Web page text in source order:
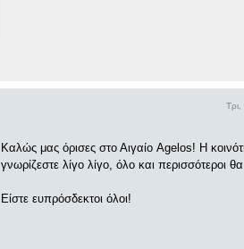
Καλώς μας όρισες στο Αιγαίο Agelos! Η
γνωρίζεστε λίγο λίγο, όλο και περισσότεροι
Είστε ευπρόσδεκτοι όλοι!